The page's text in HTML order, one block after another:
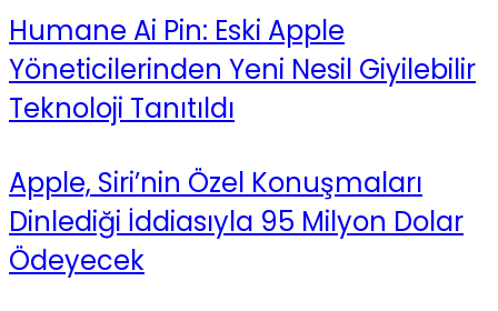
Humane Ai Pin: Eski Apple
Yöneticilerinden Yeni Nesil Giyilebilir
Teknoloji Tanıtıldı
Apple, Siri’nin Özel Konuşmaları
Dinlediği İddiasıyla 95 Milyon Dolar
Ödeyecek